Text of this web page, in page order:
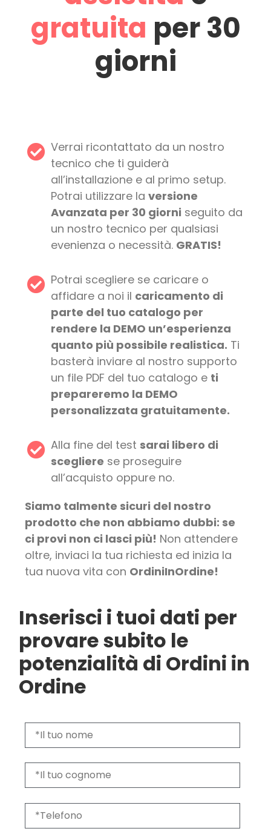
gratuita per 30
giorni
Verrai ricontattato da un nostro
tecnico che ti guiderà
all’installazione e al primo setup.
Potrai utilizzare la versione
Avanzata per 30 giorni seguito da
un nostro tecnico per qualsiasi
evenienza o necessità. GRATIS!
Potrai scegliere se caricare o
affidare a noi il caricamento di
parte del tuo catalogo per
rendere la DEMO un’esperienza
quanto più possibile realistica. Ti
basterà inviare al nostro supporto
un file PDF del tuo catalogo e ti
prepareremo la DEMO
personalizzata gratuitamente.
Alla fine del test sarai libero di
scegliere se proseguire
all’acquisto oppure no.
Siamo talmente sicuri del nostro
prodotto che non abbiamo dubbi: se
ci provi non ci lasci più! Non attendere
oltre, inviaci la tua richiesta ed inizia la
tua nuova vita con OrdiniInOrdine!
Inserisci i tuoi dati per
provare subito le
potenzialità di Ordini in
Ordine